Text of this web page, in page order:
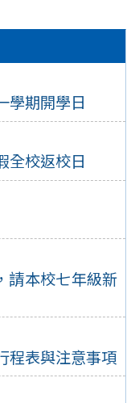
學期開學日
全校返校日
請本校七年級新
程表與注意事項